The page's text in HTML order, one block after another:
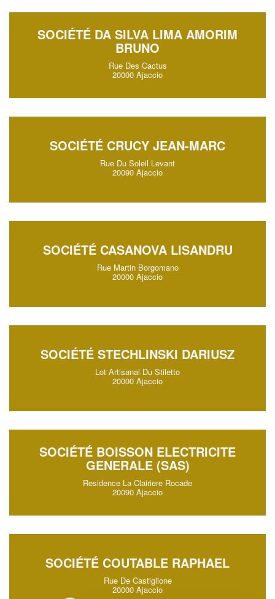
SOCIÉTÉ DA SILVA LIMA AMORIM
BRUNO
Rue Des Cactus
20000 Ajaccio
SOCIÉTÉ CRUCY JEAN-MARC
Rue Du Soleil Levant
20090 Ajaccio
SOCIÉTÉ CASANOVA LISANDRU
Rue Martin Borgomano
20000 Ajaccio
SOCIÉTÉ STECHLINSKI DARIUSZ
Lot Artisanal Du Stiletto
20000 Ajaccio
SOCIÉTÉ BOISSON ELECTRICITE
GENERALE (SAS)
Residence La Clairiere Rocade
20090 Ajaccio
SOCIÉTÉ COUTABLE RAPHAEL
Rue De Castiglione
20000 Ajaccio